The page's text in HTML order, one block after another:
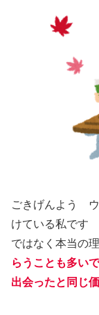
ごきげんよう ウ
けている私です
ではなく本当の
らうことも多い
出会ったと同じ